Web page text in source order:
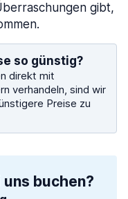
gibt,
so günstig?
direkt mit
verhandeln, sind wir
Preise zu
buchen?